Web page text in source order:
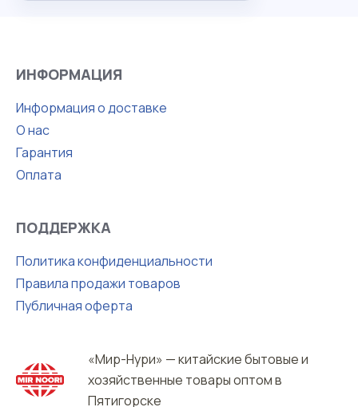
«Мир-Нури» — китайские бытовые и
хозяйственные товары оптом в
Пятигорске
ИНФОРМАЦИЯ
Информация о доставке
О нас
Гарантия
Оплата
ПОДДЕРЖКА
Политика конфиденциальности
Правила продажи товаров
Публичная оферта